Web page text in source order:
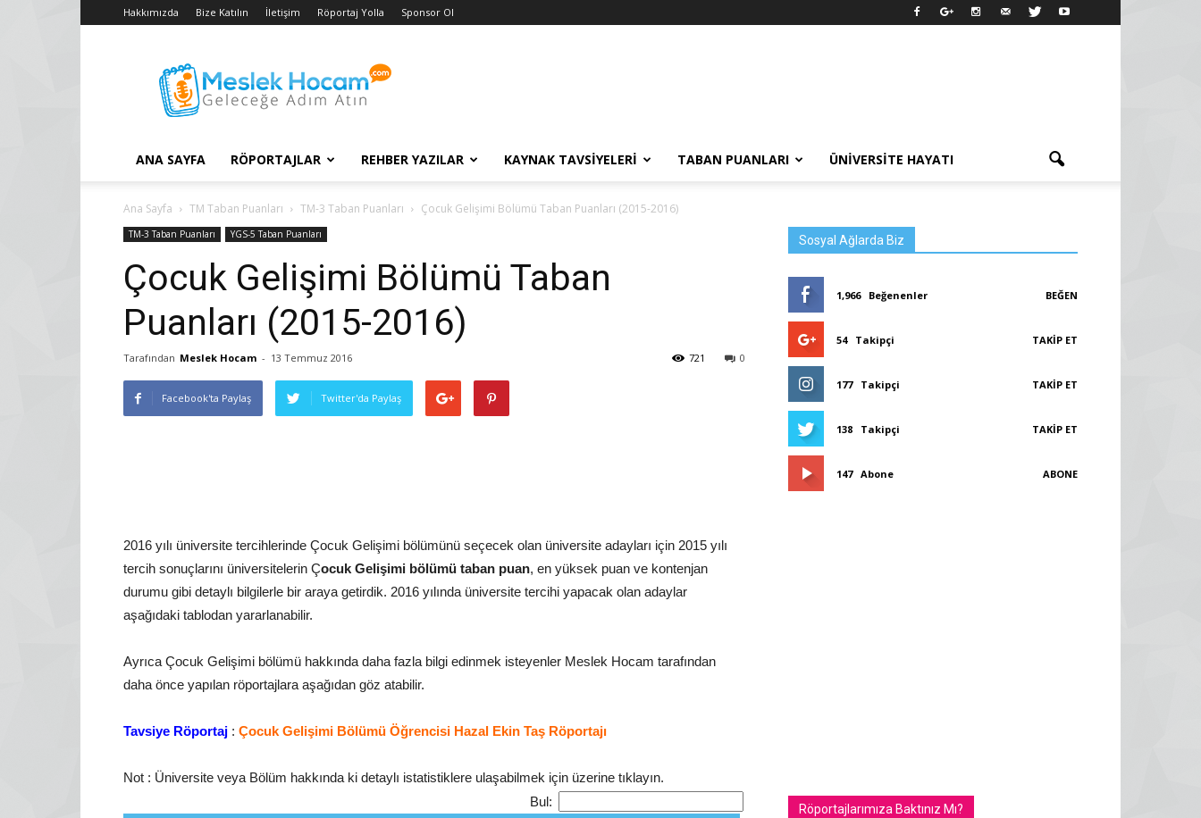
Hakkımızda Bize Katılın İletişim Röportaj Yolla Sponsor Ol
Puanları
–
2018
–
Konuları
ANA SAYFA RÖPORTAJLAR REHBER YAZILAR KAYNAK TAVSIYELERI TABAN PUANLARI ÜNIVERSITE HAYATI
Ana Sayfa TM Taban Puanları TM-3 Taban Puanları Çocuk Gelişimi Bölümü Taban Puanları (2015-2016)
TM-3 Taban Puanları YGS-5 Taban Puanları
Çocuk Gelişimi Bölümü Taban
Puanları (2015-2016)
Tarafından Meslek Hocam - 13 Temmuz 2016 0
721
Facebook'ta Paylaş Twitter'da Paylaş
2016 yılı üniversite tercihlerinde Çocuk Gelişimi bölümünü seçecek olan üniversite adayları için 2015 yılı
tercih sonuçlarını üniversitelerin Çocuk Gelişimi bölümü taban puan, en yüksek puan ve kontenjan
durumu gibi detaylı bilgilerle bir araya getirdik. 2016 yılında üniversite tercihi yapacak olan adaylar
aşağıdaki tablodan yararlanabilir.
Ayrıca Çocuk Gelişimi bölümü hakkında daha fazla bilgi edinmek isteyenler Meslek Hocam tarafından
daha önce yapılan röportajlara aşağıdan göz atabilir.
Tavsiye Röportaj : Çocuk Gelişimi Bölümü Öğrencisi Hazal Ekin Taş Röportajı
Not : Üniversite veya Bölüm hakkında ki detaylı istatistiklere ulaşabilmek için üzerine tıklayın.
Bul:
Sosyal Ağlarda Biz
1,966 Beğenenler BEĞEN
54 Takipçi TAKIP ET
177 Takipçi TAKIP ET
138 Takipçi TAKIP ET
147 Abone ABONE
Röportajlarımıza Baktınız Mı?